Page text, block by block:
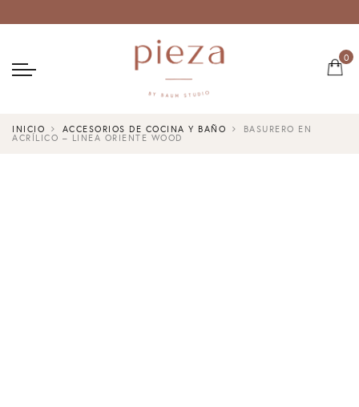
0
INICIO ACCESORIOS DE COCINA Y BAÑO
BASURERO EN
ACRÍLICO – LINEA ORIENTE WOOD